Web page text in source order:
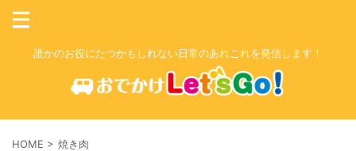
誰かのお役にたつかもしれない日常のあれこれを発信します！
HOME > 焼き肉